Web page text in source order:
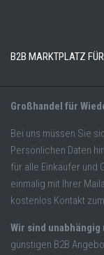
B2B MARKTPLATZ
Großhandel für
Bei uns müssen Sie
Persönlichen Daten
für alle Einkäufer und
einmalig mit Ihrer
kostenlos Kontakt
Wir sind unabhängig
günstigen B2B